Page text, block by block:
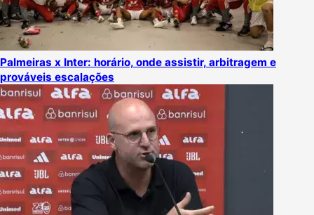
Palmeiras x Inter: horário, onde assistir, arbitragem e
prováveis escalações